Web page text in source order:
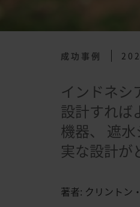
成功事例
インドネシ
設計すれば
機器、 遮
実な設計が
著者: クリントン